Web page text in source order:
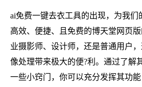
ai免费一键去衣工具的出现，为我们
高效、便捷、且免费的博天堂网页
业摄影师、设计师，还是普通用户
像处理带来极大的便?利。通过了解
一些小窍门，你可以充分发挥其功